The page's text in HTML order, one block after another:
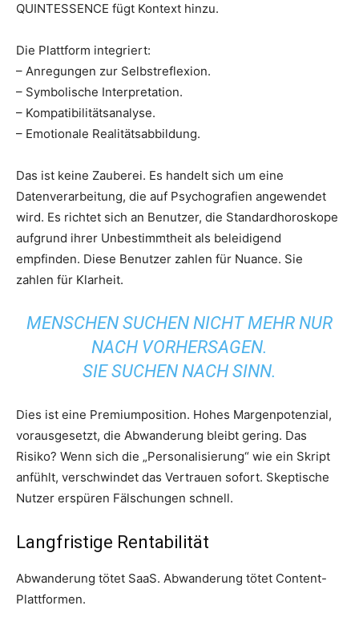
QUINTESSENCE fügt Kontext hinzu.
Die Plattform integriert:
– Anregungen zur Selbstreflexion.
– Symbolische Interpretation.
– Kompatibilitätsanalyse.
– Emotionale Realitätsabbildung.
Das ist keine Zauberei. Es handelt sich um eine
Datenverarbeitung, die auf Psychografien angewendet
wird. Es richtet sich an Benutzer, die Standardhoroskope
aufgrund ihrer Unbestimmtheit als beleidigend
empfinden. Diese Benutzer zahlen für Nuance. Sie
zahlen für Klarheit.
MENSCHEN SUCHEN NICHT MEHR NUR
NACH VORHERSAGEN.
SIE SUCHEN NACH SINN.
Dies ist eine Premiumposition. Hohes Margenpotenzial,
vorausgesetzt, die Abwanderung bleibt gering. Das
Risiko? Wenn sich die „Personalisierung“ wie ein Skript
anfühlt, verschwindet das Vertrauen sofort. Skeptische
Nutzer erspüren Fälschungen schnell.
Langfristige Rentabilität
Abwanderung tötet SaaS. Abwanderung tötet Content-
Plattformen.